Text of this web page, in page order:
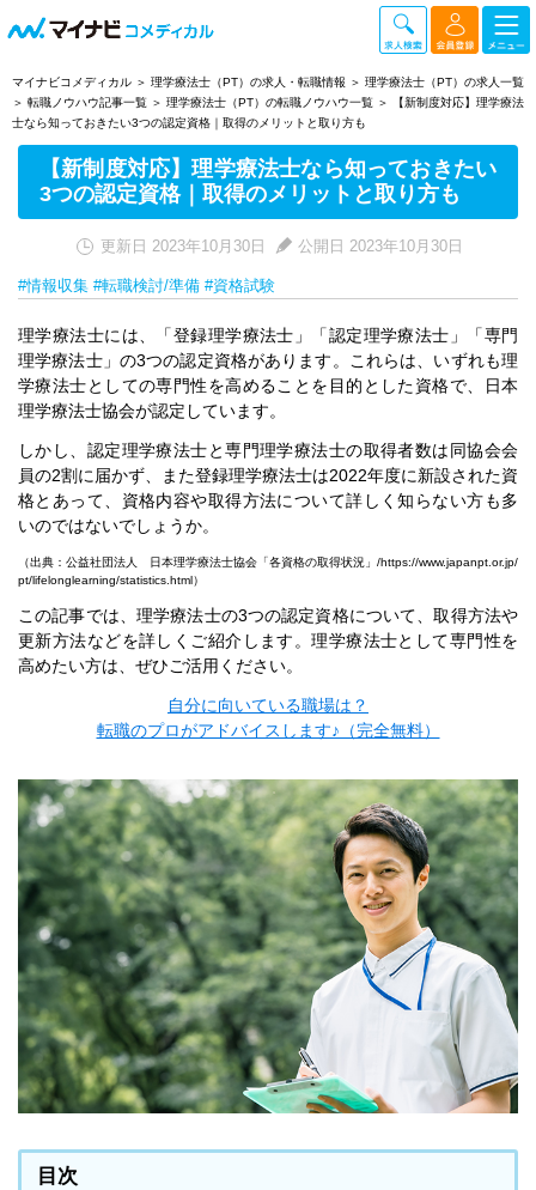
マイナビコメディカル 理学療法士（PT）の求人・転職情報
理学療法士（PT）の求人一覧
転職ノウハウ記事一覧
理学療法士（PT）の転職ノウハウ一覧
【新制度対応】理学療法
士なら知っておきたい3つの認定資格｜取得のメリットと取り方も
【新制度対応】理学療法士なら知っておきたい
3つの認定資格｜取得のメリットと取り方も
更新日 2023年10月30日 公開日 2023年10月30日
#情報収集 #転職検討/準備 #資格試験
理学療法士には、「登録理学療法士」「認定理学療法士」「専門
理学療法士」の3つの認定資格があります。これらは、いずれも理
学療法士としての専門性を高めることを目的とした資格で、日本
理学療法士協会が認定しています。
しかし、認定理学療法士と専門理学療法士の取得者数は同協会会
員の2割に届かず、また登録理学療法士は2022年度に新設された資
格とあって、資格内容や取得方法について詳しく知らない方も多
いのではないでしょうか。
（出典：公益社団法人 日本理学療法士協会「各資格の取得状況」/https://www.japanpt.or.jp/
pt/lifelonglearning/statistics.html）
この記事では、理学療法士の3つの認定資格について、取得方法や
更新方法などを詳しくご紹介します。理学療法士として専門性を
高めたい方は、ぜひご活用ください。
自分に向いている職場は？
転職のプロがアドバイスします♪（完全無料）
目次